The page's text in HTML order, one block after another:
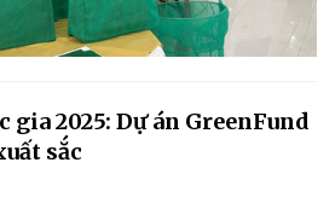
gia 2025: Dự án GreenFund
sắc